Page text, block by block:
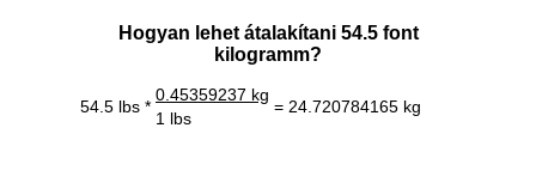
Hogyan lehet átalakítani 54.5 font
kilogramm?
54.5 lbs *
0.45359237 kg
= 24.720784165 kg
1 lbs